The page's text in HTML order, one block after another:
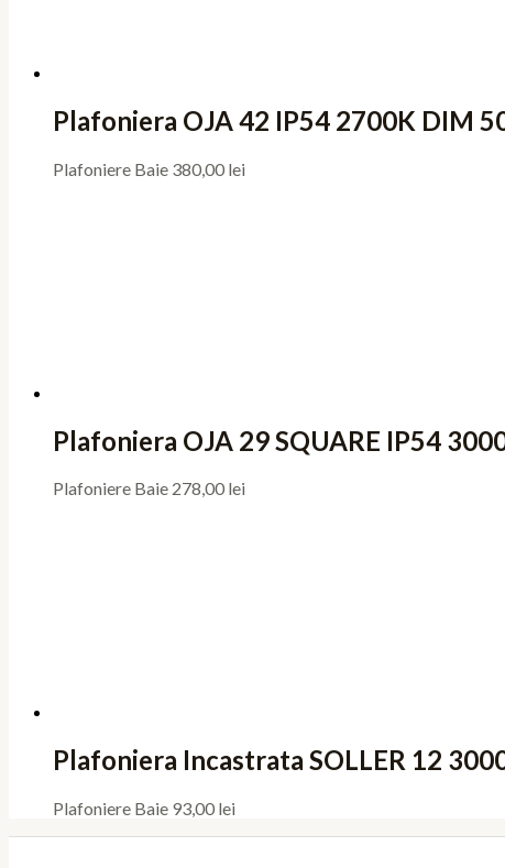
Plafoniera OJA 42 IP54 2700K DIM
Plafoniere Baie 380,00 lei
Plafoniera OJA 29 SQUARE IP54
Plafoniere Baie 278,00 lei
Plafoniera Incastrata SOLLER 12
Plafoniere Baie 93,00 lei